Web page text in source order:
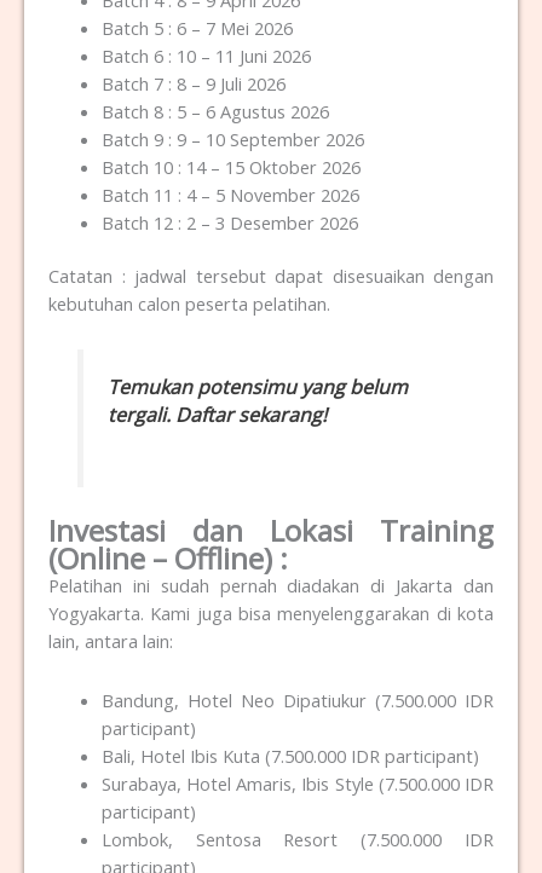
Batch 5 : 6 – 7 Mei 2026
Batch 6 : 10 – 11 Juni 2026
Batch 7 : 8 – 9 Juli 2026
Batch 8 : 5 – 6 Agustus 2026
Batch 9 : 9 – 10 September 2026
Batch 10 : 14 – 15 Oktober 2026
Batch 11 : 4 – 5 November 2026
Batch 12 : 2 – 3 Desember 2026
Catatan : jadwal tersebut dapat disesuaikan dengan
kebutuhan calon peserta pelatihan.
Temukan potensimu yang belum
tergali. Daftar sekarang!
Investasi dan Lokasi Training
(Online – Offline) :
Pelatihan ini sudah pernah diadakan di Jakarta dan
Yogyakarta. Kami juga bisa menyelenggarakan di kota
lain, antara lain:
Bandung, Hotel Neo Dipatiukur (7.500.000 IDR
participant)
Bali, Hotel Ibis Kuta (7.500.000 IDR participant)
Surabaya, Hotel Amaris, Ibis Style (7.500.000 IDR
participant)
Lombok, Sentosa Resort (7.500.000 IDR
participant)